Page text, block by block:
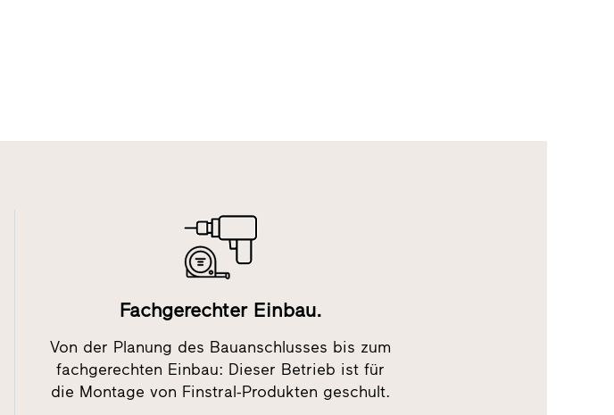
Fachgerechter Einbau.
Von der Planung des Bauanschlusses bis zum
fachgerechten Einbau: Dieser Betrieb ist für
die Montage von Finstral-Produkten geschult.